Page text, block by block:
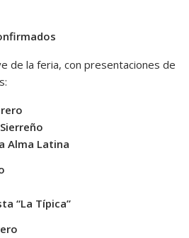
de la feria, con presentaciones de
Alma Latina
“La Típica”